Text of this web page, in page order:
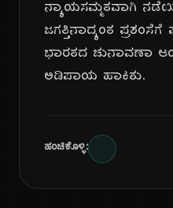
ನ್ಯಾಯಸಮ್ಮತವಾಗಿ
ಜಗತ್ತಿನಾದ್ಯಂತ
ಭಾರತದ ಚುನಾವಣಾ
ಅಡಿಪಾಯ ಹಾಕಿತು.
ಹಂಚಿಕೊಳ್ಳಿ: